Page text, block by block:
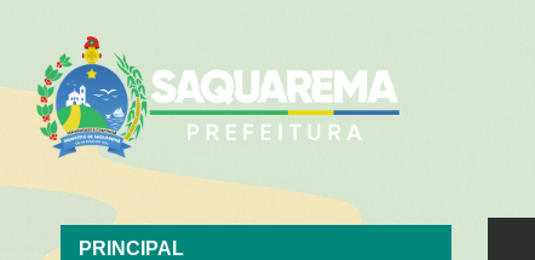
PRINCIPAL